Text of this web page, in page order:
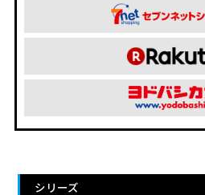
シリーズ